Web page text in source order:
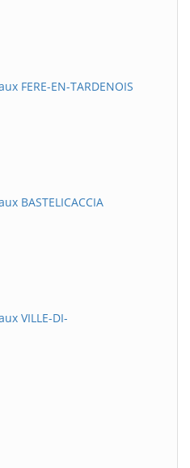
FERE-EN-TARDENOIS
BASTELICACCIA
VILLE-DI-